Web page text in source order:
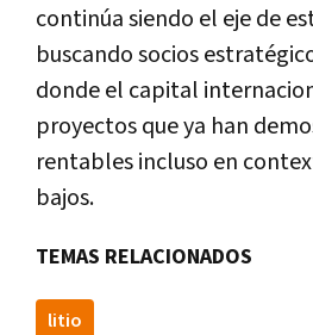
continúa siendo el eje de
buscando socios
donde el capital
proyectos que ya han
rentables incluso en
bajos.
TEMAS RELACIONADOS
litio